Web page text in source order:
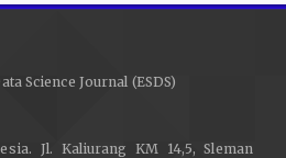
Science Journal (ESDS)
Jl. Kaliurang KM 14,5, Sleman